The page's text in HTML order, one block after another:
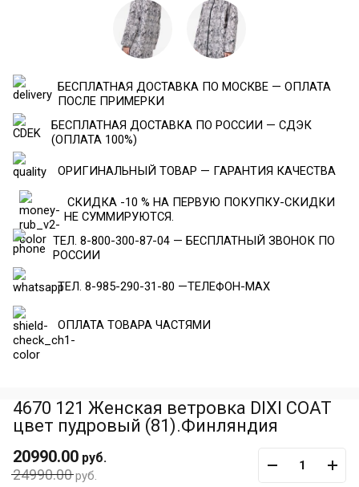
БЕСПЛАТНАЯ ДОСТАВКА ПО МОСКВЕ — ОПЛАТА
ПОСЛЕ ПРИМЕРКИ
БЕСПЛАТНАЯ ДОСТАВКА ПО РОССИИ — СДЭК
(ОПЛАТА 100%)
ОРИГИНАЛЬНЫЙ ТОВАР — ГАРАНТИЯ КАЧЕСТВА
СКИДКА -10 % НА ПЕРВУЮ ПОКУПКУ-СКИДКИ
НЕ СУММИРУЮТСЯ.
ТЕЛ. 8-800-300-87-04 — БЕСПЛАТНЫЙ ЗВОНОК ПО
РОССИИ
ТЕЛ. 8-985-290-31-80 —ТЕЛЕФОН-МАХ
ОПЛАТА ТОВАРА ЧАСТЯМИ
4670 121 Женская ветровка DIXI COAT
цвет пудровый (81).Финляндия
24990.00руб.
20990.00 руб.